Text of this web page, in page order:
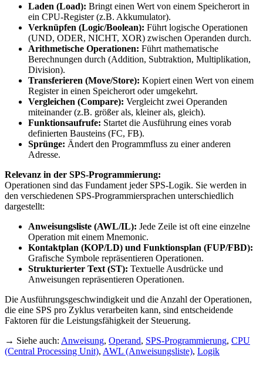
Laden (Load): Bringt einen Wert von einem Speicherort in
ein CPU-Register (z.B. Akkumulator).
Verknüpfen (Logic/Boolean): Führt logische Operationen
(UND, ODER, NICHT, XOR) zwischen Operanden durch.
Arithmetische Operationen: Führt mathematische
Berechnungen durch (Addition, Subtraktion, Multiplikation,
Division).
Transferieren (Move/Store): Kopiert einen Wert von einem
Register in einen Speicherort oder umgekehrt.
Vergleichen (Compare): Vergleicht zwei Operanden
miteinander (z.B. größer als, kleiner als, gleich).
Funktionsaufrufe: Startet die Ausführung eines vorab
definierten Bausteins (FC, FB).
Sprünge: Ändert den Programmfluss zu einer anderen
Adresse.
Relevanz in der SPS-Programmierung:
Operationen sind das Fundament jeder SPS-Logik. Sie werden in
den verschiedenen SPS-Programmiersprachen unterschiedlich
dargestellt:
Anweisungsliste (AWL/IL): Jede Zeile ist oft eine einzelne
Operation mit einem Mnemonic.
Kontaktplan (KOP/LD) und Funktionsplan (FUP/FBD):
Grafische Symbole repräsentieren Operationen.
Strukturierter Text (ST): Textuelle Ausdrücke und
Anweisungen repräsentieren Operationen.
Die Ausführungsgeschwindigkeit und die Anzahl der Operationen,
die eine SPS pro Zyklus verarbeiten kann, sind entscheidende
Faktoren für die Leistungsfähigkeit der Steuerung.
→ Siehe auch: Anweisung, Operand, SPS-Programmierung, CPU
(Central Processing Unit), AWL (Anweisungsliste), Logik